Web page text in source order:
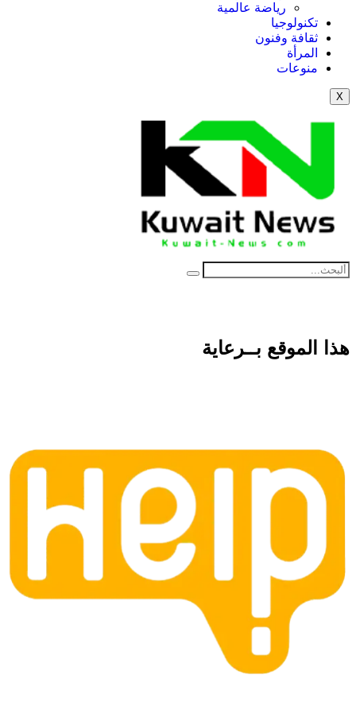
رياضة عالمية
تكنولوجيا
ثقافة وفنون
المرأة
منوعات
X
NE
News Elementor
هذا الموقع بــرعاية